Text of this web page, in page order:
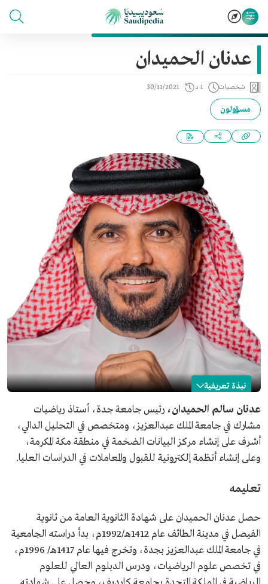
عدنان الحميدان
شخصيات 1 د 30/11/2021
مسؤولون
نبذة تعريفية
عدنان الحميدان
الاسم
عدنان الحميدان.
المنصب الحالي
رئيس جامعة جدة.
المؤهلات العلمية
بكالوريوس في علوم الرياضيات من جامعة الملك عبدالعزيز.
من مشاركاته
برنامج توطين الوظائف في محافظة جدة "توطين"
مشرف على إنشاء مركز البيانات الضخمة في منطقة مكة
المكرمة.
المشاركة في مشروع تصنيف الجامعات السعودية.
عدنان سالم الحميدان، رئيس جامعة جدة، أستاذ رياضيات
مشارك في جامعة الملك عبدالعزيز، ومتخصص في التحليل الدالي،
أشرف على إنشاء مركز البيانات الضخمة في منطقة مكة المكرمة،
وعلى إنشاء أنظمة إلكترونية للقبول والمعاملات في الدراسات العليا.
تعليمه
حصل عدنان الحميدان على شهادة الثانوية العامة من ثانوية
الفيصل في مدينة الطائف عام 1412هـ/1992م، بدأ دراسته الجامعية
في جامعة الملك عبدالعزيز بجدة، وتخرج فيها عام 1417هـ/ 1996م،
في تخصص علوم الرياضيات، ودرس الدبلوم العالي للعلوم